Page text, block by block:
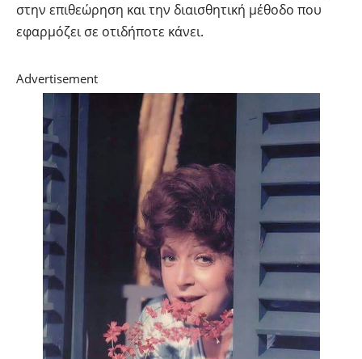
στην επιθεώρηση και την διαισθητική μέθοδο που
εφαρμόζει σε οτιδήποτε κάνει.
Advertisement